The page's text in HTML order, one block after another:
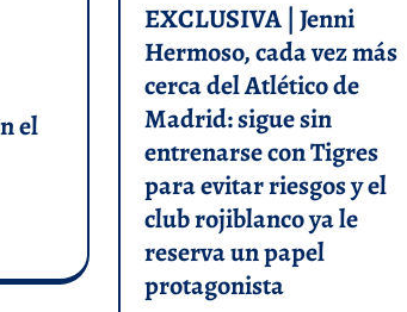
el
EXCLUSIVA | Jenni
Hermoso, cada vez más
cerca del Atlético de
Madrid: sigue sin
entrenarse con Tigres
para evitar riesgos y el
club rojiblanco ya le
reserva un papel
protagonista